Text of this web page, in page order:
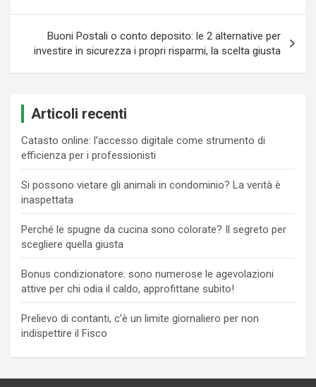
Buoni Postali o conto deposito: le 2 alternative per
investire in sicurezza i propri risparmi, la scelta giusta
Articoli recenti
Catasto online: l’accesso digitale come strumento di
efficienza per i professionisti
Si possono vietare gli animali in condominio? La verità è
inaspettata
Perché le spugne da cucina sono colorate? Il segreto per
scegliere quella giusta
Bonus condizionatore: sono numerose le agevolazioni
attive per chi odia il caldo, approfittane subito!
Prelievo di contanti, c’è un limite giornaliero per non
indispettire il Fisco